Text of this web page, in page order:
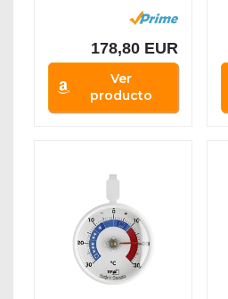
Pequeño Table...
178,80 EUR
Ver
producto